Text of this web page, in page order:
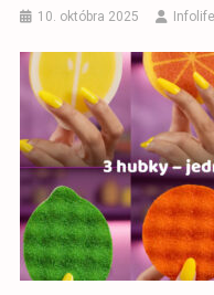
10. októbra 2025 Infolife